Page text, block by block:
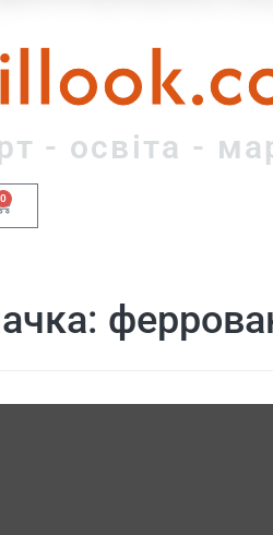
- освіта -
0